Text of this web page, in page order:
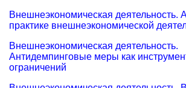
Внешнеэкономическая деятельность.
практике внешнеэкономической
Внешнеэкономическая деятельность.
Антидемпинговые меры как
ограничений